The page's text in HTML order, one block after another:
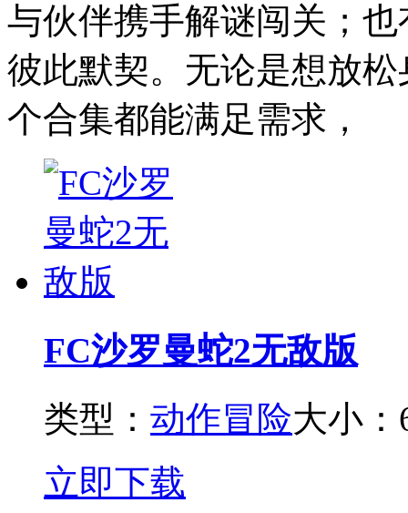
与伙伴携手解谜闯关；
彼此默契。无论是想放
个合集都能满足需求，
FC沙罗曼蛇2无敌版
类型： 动作冒险大小：
立即下载